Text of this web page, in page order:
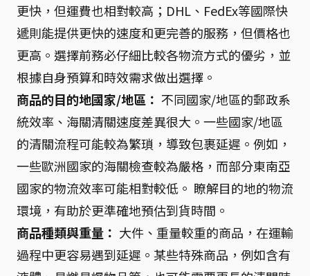
更快，但運費也相對較高；DHL、FedEx等國際快
遞則能提供更快的速度和更完善的服務，但價格也
更高。選擇前務必仔細比較各物流方式的優劣，並
根據自身預算和時效需求做出選擇。
商品的目的地國家/地區： 不同國家/地區的郵政系
統效率、海關清關速度差異很大。一些國家/地區
的清關流程可能較為繁瑣，導致包裹延遲。例如，
一些歐洲國家的海關檢查較為嚴格，而部分東南亞
國家的物流效率可能相對較低。 瞭解目的地的物流
環境，有助於更準確地預估到貨時間。
商品種類與重量： 大件、重量較重的商品，在運輸
過程中更容易遇到延遲。某些特殊商品，例如含有